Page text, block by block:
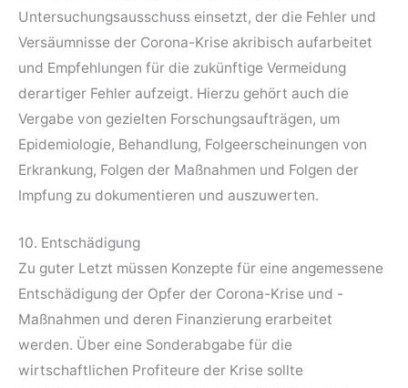
Untersuchungsausschuss einsetzt, der die Fehler und
Versäumnisse der Corona-Krise akribisch aufarbeitet
und Empfehlungen für die zukünftige Vermeidung
derartiger Fehler aufzeigt. Hierzu gehört auch die
Vergabe von gezielten Forschungsaufträgen, um
Epidemiologie, Behandlung, Folgeerscheinungen von
Erkrankung, Folgen der Maßnahmen und Folgen der
Impfung zu dokumentieren und auszuwerten.
10. Entschädigung
Zu guter Letzt müssen Konzepte für eine angemessene
Entschädigung der Opfer der Corona-Krise und -
Maßnahmen und deren Finanzierung erarbeitet
werden. Über eine Sonderabgabe für die
wirtschaftlichen Profiteure der Krise sollte